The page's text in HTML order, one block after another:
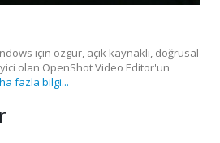
için özgür, açık kaynaklı, doğrusal
olan OpenShot Video Editor'un
fazla bilgi...